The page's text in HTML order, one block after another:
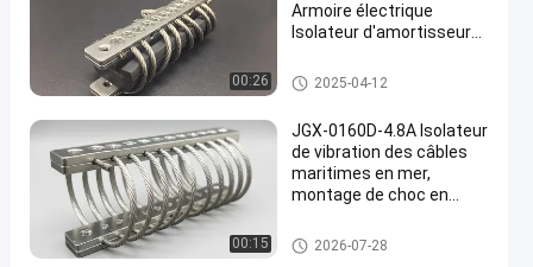
Amortisseur
de vibrations
de câbles
2024-
07-24
515
points
Maintenant.
Isolateurs de
câbles
métalliques
pour
l'amortissement
00:26
Armoire électrique
Isolateur d'amortisseur
Amortisseur de vibrations de c
âbles
2025-04-12
00:15
JGX-0160D-4.8A Isolateur
de vibration des câbles
maritimes en mer,
montage de choc en
maintenance
Amortisseur de vibration de câ
ble métallique
2026-07-28